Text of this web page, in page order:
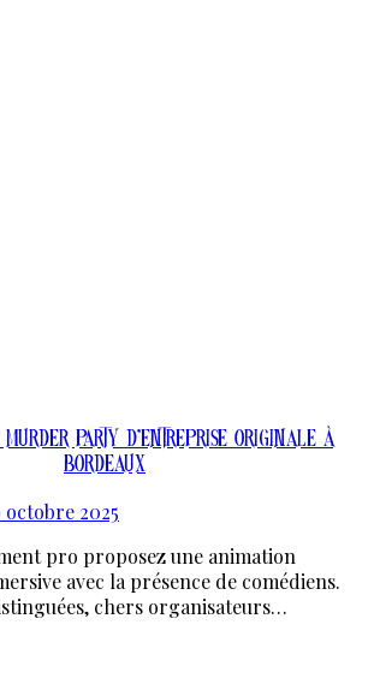
murder party d’entreprise originale à
Bordeaux
octobre 2025
pro proposez une animation
avec la présence de comédiens.
chers organisateurs…